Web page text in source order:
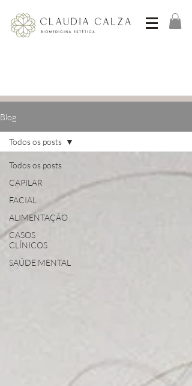
Blog
Todos os posts
CAPILAR
FACIAL
ALIMENTAÇÃO
CASOS
CLÍNICOS
SAÚDE MENTAL
Todos os posts